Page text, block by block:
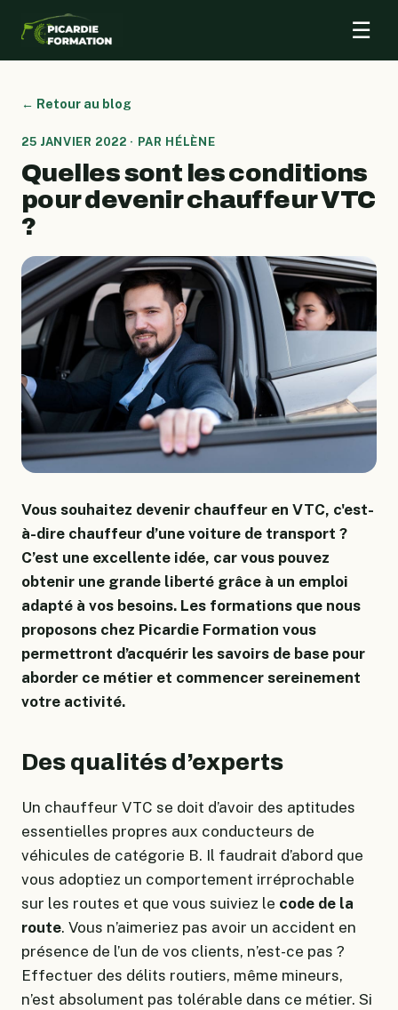
☰
← Retour au blog
25 JANVIER 2022 · PAR HÉLÈNE
Quelles sont les conditions
pour devenir chauffeur VTC
?
Vous souhaitez devenir chauffeur en VTC, c'est-
à-dire chauffeur d’une voiture de transport ?
C’est une excellente idée, car vous pouvez
obtenir une grande liberté grâce à un emploi
adapté à vos besoins. Les formations que nous
proposons chez Picardie Formation vous
permettront d’acquérir les savoirs de base pour
aborder ce métier et commencer sereinement
votre activité.
Des qualités d’experts
Un chauffeur VTC se doit d’avoir des aptitudes
essentielles propres aux conducteurs de
véhicules de catégorie B. Il faudrait d’abord que
vous adoptiez un comportement irréprochable
sur les routes et que vous suiviez le code de la
route. Vous n’aimeriez pas avoir un accident en
présence de l’un de vos clients, n’est-ce pas ?
Effectuer des délits routiers, même mineurs,
n’est absolument pas tolérable dans ce métier. Si